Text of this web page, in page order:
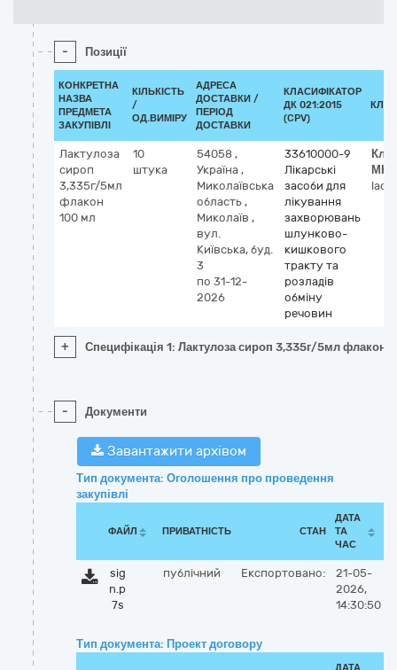
- Позиції
КОНКРЕТНА
НАЗВА
ПРЕДМЕТА
ЗАКУПІВЛІ
КІЛЬКІСТЬ
/
ОД.ВИМІРУ
АДРЕСА
ДОСТАВКИ /
ПЕРІОД
ДОСТАВКИ
КЛАСИФІКАТОР
ДК 021:2015
(CPV)
Лактулоза
сироп
3,335г/5мл
флакон
100 мл
10
штука
54058 ,
Україна ,
Миколаївська
область ,
Миколаїв ,
вул.
Київська, буд.
3
по 31-12-
2026
33610000-9
Лікарські
засоби для
лікування
захворювань
шлунково-
кишкового
тракту та
розладів
обміну
речовин
МНН
+ Специфікація 1: Лактулоза сироп 3,335г/5мл флакон
- Документи
Завантажити архівом
Тип документа: Оголошення про проведення
закупівлі
ФАЙЛ ПРИВАТНІСТЬ СТАН
ДАТА
ТА
ЧАС
sig
n.p
7s
публічний Експортовано:
21-05-
2026,
14:30:50
Тип документа: Проект договору